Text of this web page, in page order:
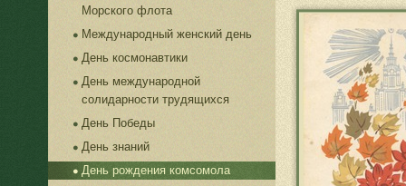
Морского флота
Международный женский день
День космонавтики
День международной
солидарности трудящихся
День Победы
День знаний
День рождения комсомола